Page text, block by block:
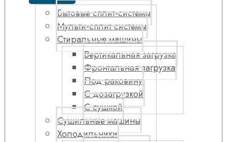
Бытовые сплит-системы
Мульти-сплит системы
Стиральные машины
Вертикальная загрузка
Фронтальная загрузка
Под раковину
С дозагрузкой
С сушкой
Сушильные машины
Холодильники